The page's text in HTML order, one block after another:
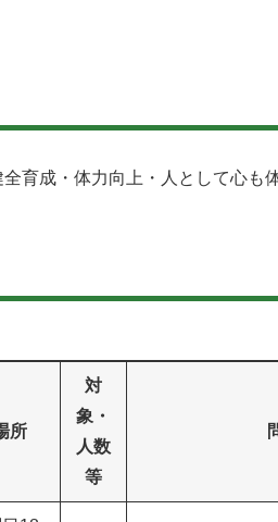
育成・体力向上・人として心も
所
対
象・
人数
等